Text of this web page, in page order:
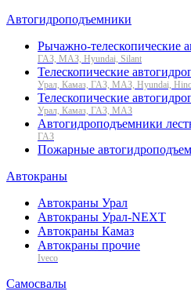
Автогидроподъемники
Рычажно-телескопические
ГАЗ, МАЗ, Hyundai, Silant
Телескопические
Урал, Камаз, ГАЗ, МАЗ, Hyundai,
Телескопические
Урал, Камаз, ГАЗ, МАЗ
Автогидроподъемники
ГАЗ
Пожарные
Автокраны
Автокраны Урал
Автокраны Урал-NEXT
Автокраны Камаз
Автокраны прочие
Iveco
Самосвалы